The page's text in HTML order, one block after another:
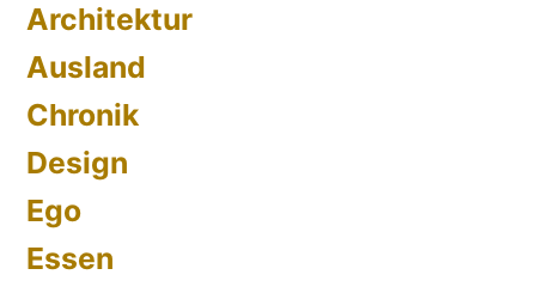
Architektur
Ausland
Chronik
Design
Ego
Essen